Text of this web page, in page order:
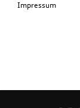
Impressum